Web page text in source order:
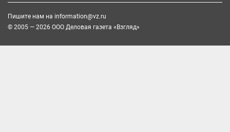
Пишите нам на information@vz.ru
© 2005 — 2026 ООО Деловая газета «Взгляд»